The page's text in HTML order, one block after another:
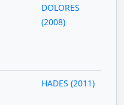
DOLORES
(2008)
HADES (2011)